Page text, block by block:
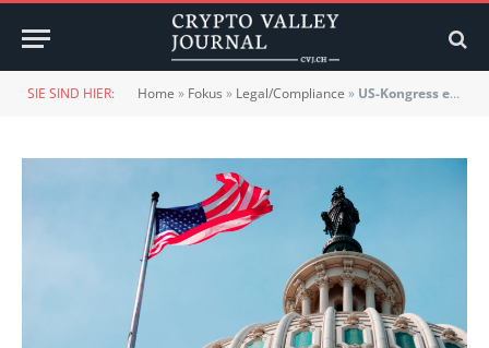
SIE SIND HIER: Home » Fokus » Legal/Compliance » US-Kongress einigt sich auf CBDC-Verbot bis 2030